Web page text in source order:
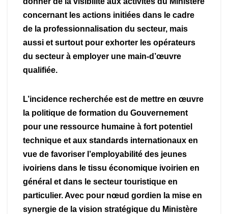
concernant les actions initiées dans le cadre
de la professionnalisation du secteur, mais
aussi et surtout pour exhorter les opérateurs
du secteur à employer une main-d’œuvre
qualifiée.
L’incidence recherchée est de mettre en œuvre
la politique de formation du Gouvernement
pour une ressource humaine à fort potentiel
technique et aux standards internationaux en
vue de favoriser l’employabilité des jeunes
ivoiriens dans le tissu économique ivoirien en
général et dans le secteur touristique en
particulier. Avec pour nœud gordien la mise en
synergie de la vision stratégique du Ministère